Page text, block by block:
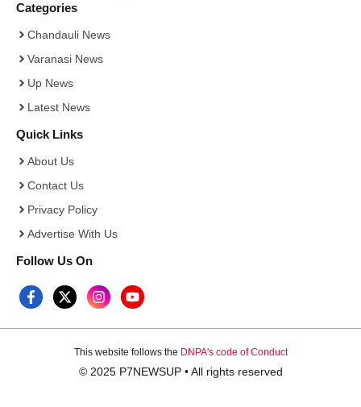
Categories
Chandauli News
Varanasi News
Up News
Latest News
Quick Links
About Us
Contact Us
Privacy Policy
Advertise With Us
Follow Us On
This website follows the DNPA's code of Conduct
© 2025 P7NEWSUP • All rights reserved